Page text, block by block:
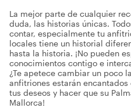
La mejor parte de cualquier
duda, las historias únicas.
contar, especialmente tu
locales tiene un historial
hasta la historia. ¡No pueden
conocimientos contigo e
¿Te apetece cambiar un poco
anfitriones estarán
tus deseos y hacer que su
Mallorca!